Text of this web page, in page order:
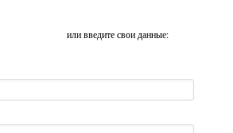
или введите свои данные: